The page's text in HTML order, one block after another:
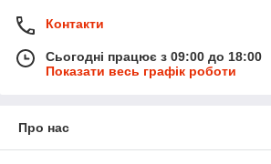
Контакти
Сьогодні працює з 09:00 до 18:00
Показати весь графік роботи
Про нас